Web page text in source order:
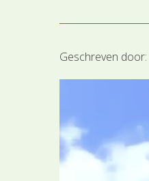
Geschreven door: